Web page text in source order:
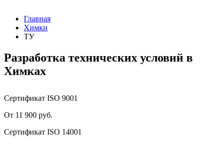
Главная
Химки
ТУ
Разработка технических условий в
Химках
Сертификат ISO 9001
От 11 900 руб.
Сертификат ISO 14001